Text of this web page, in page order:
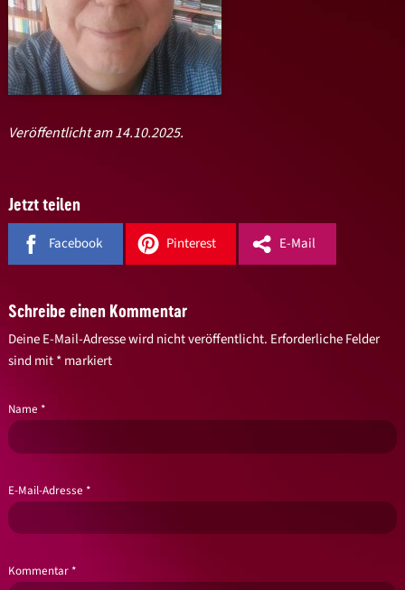
Veröffentlicht am 14.10.2025.
Jetzt teilen
Facebook Pinterest E-Mail
Schreibe einen Kommentar
Deine E-Mail-Adresse wird nicht veröffentlicht. Erforderliche Felder
sind mit*markiert
Name *
E-Mail-Adresse *
Kommentar *